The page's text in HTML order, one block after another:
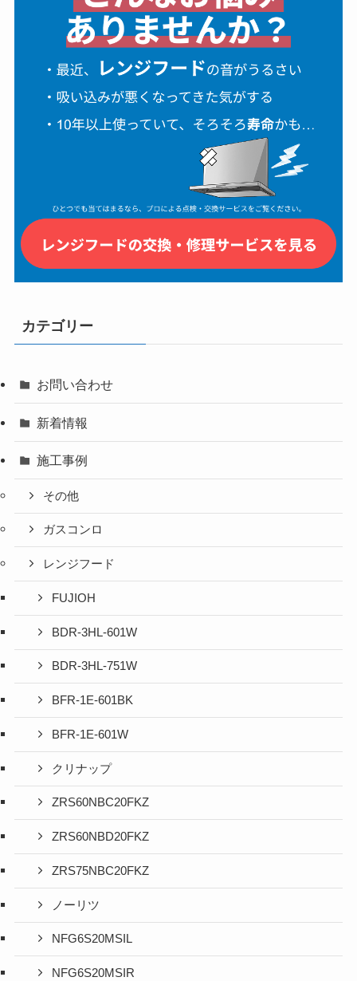
カテゴリー
お問い合わせ
新着情報
施工事例
その他
ガスコンロ
レンジフード
FUJIOH
BDR-3HL-601W
BDR-3HL-751W
BFR-1E-601BK
BFR-1E-601W
クリナップ
ZRS60NBC20FKZ
ZRS60NBD20FKZ
ZRS75NBC20FKZ
ノーリツ
NFG6S20MSIL
NFG6S20MSIR